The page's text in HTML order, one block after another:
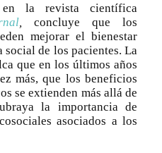
la revista científica
concluye que los
mejorar el bienestar
de los pacientes. La
que en los últimos años
más, que los beneficios
se extienden más allá de
la importancia de
asociados a los